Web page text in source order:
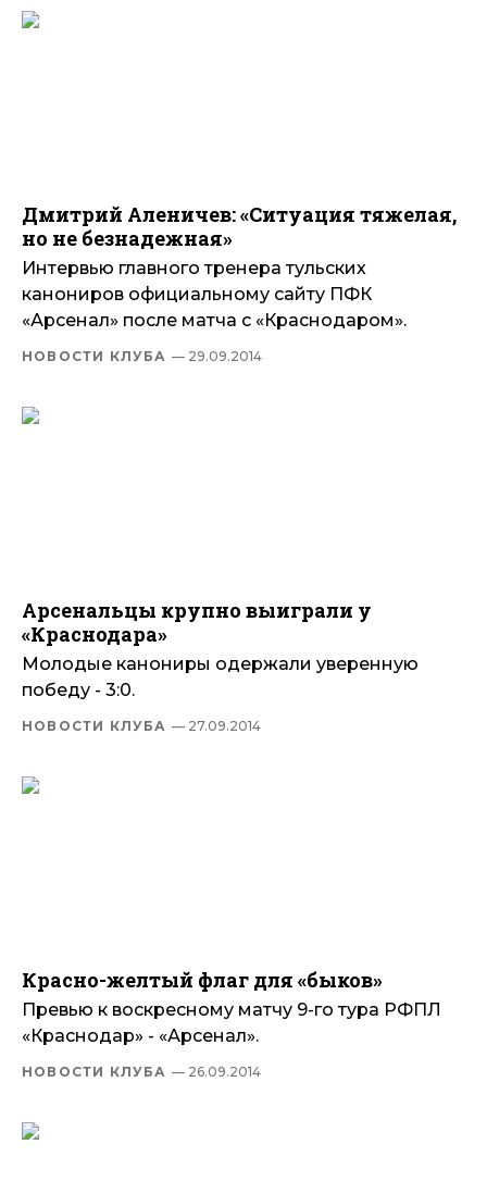
Дмитрий Аленичев: «Ситуация тяжелая,
но не безнадежная»
Интервью главного тренера тульских
канониров официальному сайту ПФК
«Арсенал» после матча с «Краснодаром».
НОВОСТИ КЛУБА — 29.09.2014
Арсенальцы крупно выиграли у
«Краснодара»
Молодые канониры одержали уверенную
победу - 3:0.
НОВОСТИ КЛУБА — 27.09.2014
Красно-желтый флаг для «быков»
Превью к воскресному матчу 9-го тура РФПЛ
«Краснодар» - «Арсенал».
НОВОСТИ КЛУБА — 26.09.2014